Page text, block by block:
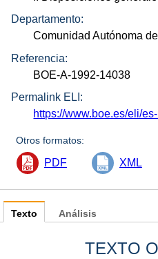
Departamento:
Comunidad Autónoma
Referencia:
BOE-A-1992-14038
Permalink ELI:
https://www.boe.es/eli/
Otros formatos:
PDF XML
Texto
TEXTO
Análisis